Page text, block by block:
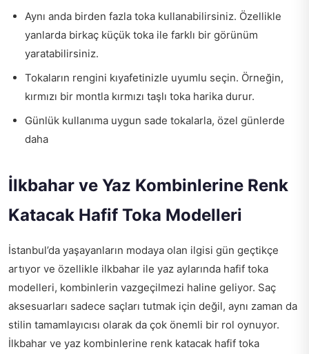
Aynı anda birden fazla toka kullanabilirsiniz. Özellikle
yanlarda birkaç küçük toka ile farklı bir görünüm
yaratabilirsiniz.
Tokaların rengini kıyafetinizle uyumlu seçin. Örneğin,
kırmızı bir montla kırmızı taşlı toka harika durur.
Günlük kullanıma uygun sade tokalarla, özel günlerde
daha
İlkbahar ve Yaz Kombinlerine Renk
Katacak Hafif Toka Modelleri
İstanbul’da yaşayanların modaya olan ilgisi gün geçtikçe
artıyor ve özellikle ilkbahar ile yaz aylarında hafif toka
modelleri, kombinlerin vazgeçilmezi haline geliyor. Saç
aksesuarları sadece saçları tutmak için değil, aynı zaman da
stilin tamamlayıcısı olarak da çok önemli bir rol oynuyor.
İlkbahar ve yaz kombinlerine renk katacak hafif toka